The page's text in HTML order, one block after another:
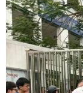
Sudan bắt
chức
11/04/2019 14:45